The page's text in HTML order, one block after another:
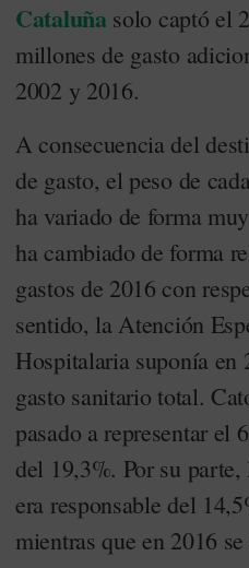
Cataluñasolo captó el
millones de gasto
2002 y 2016.
A consecuencia del
de gasto, el peso de
ha variado de forma
ha cambiado de forma
gastos de 2016 con
sentido, la Atención
Hospitalaria suponía en
gasto sanitario total.
pasado a representar el
del 19,3%. Por su
era responsable del
mientras que en 2016